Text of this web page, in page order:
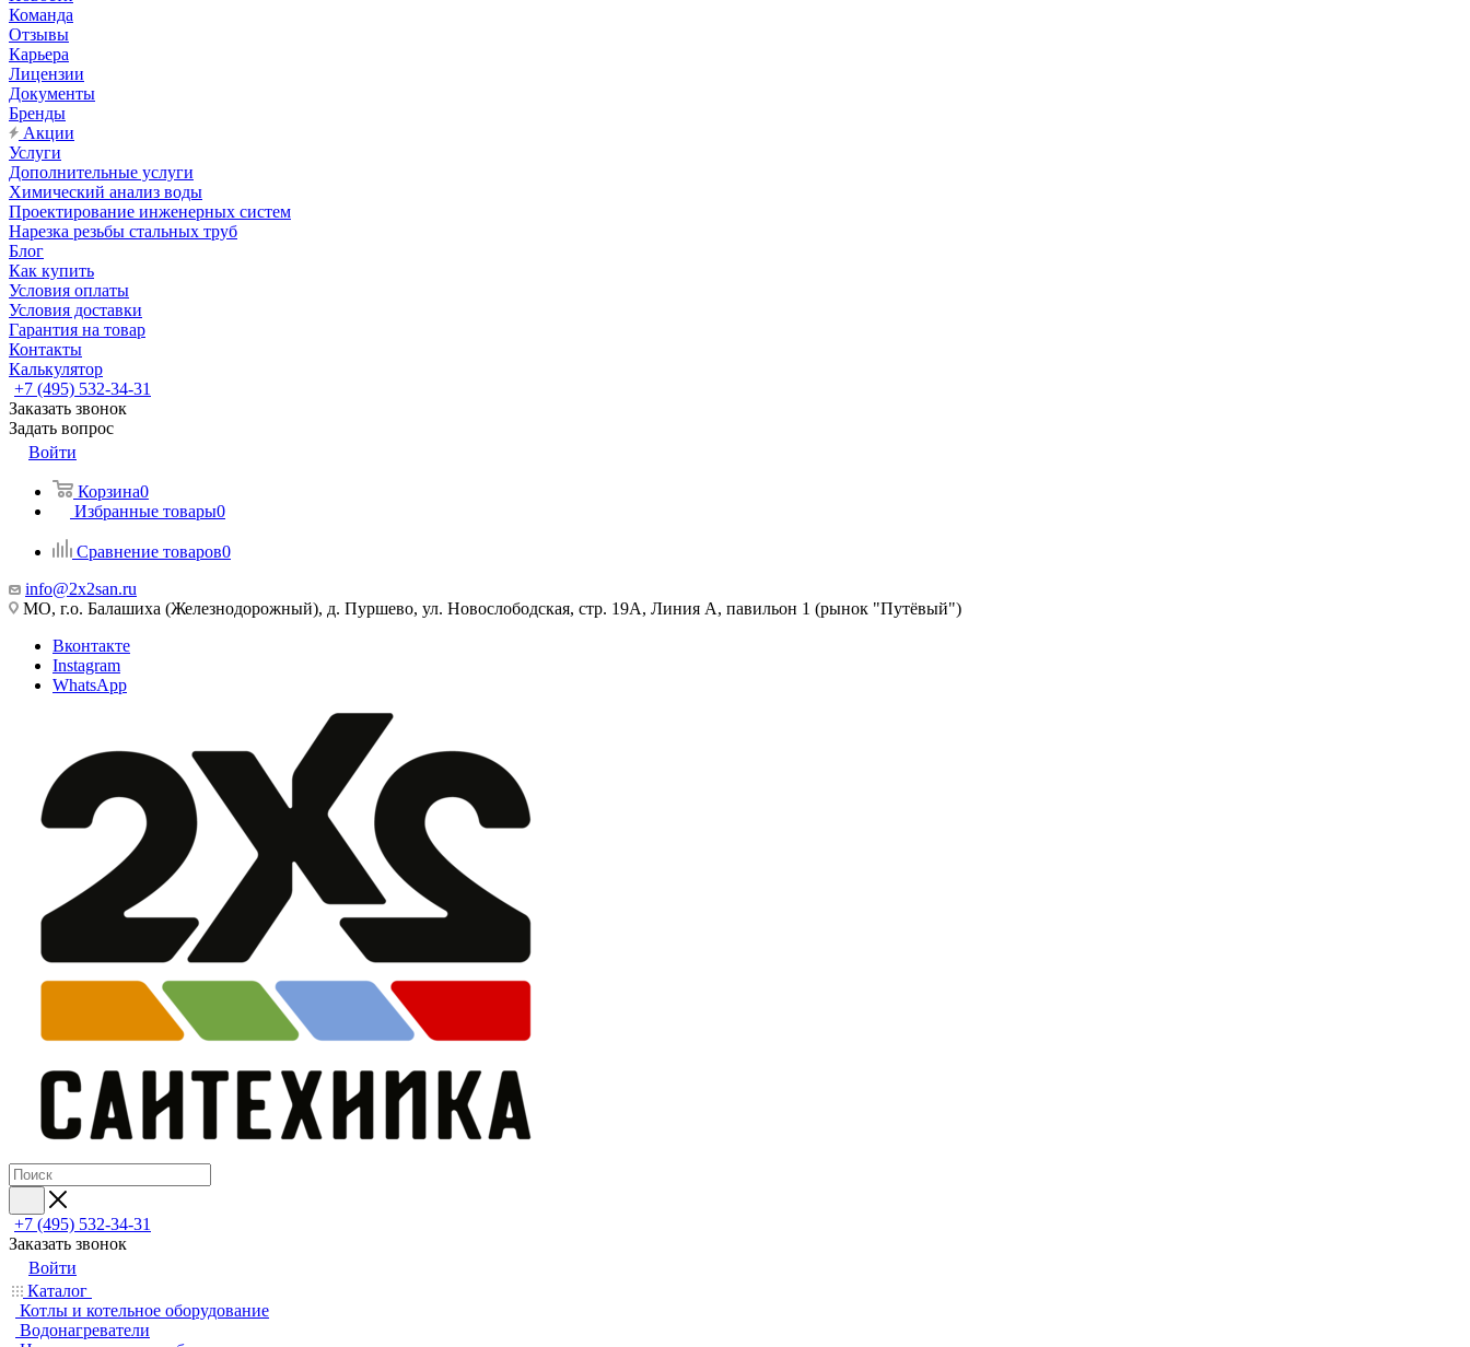
Команда
Отзывы
Карьера
Лицензии
Документы
Бренды
Акции
Услуги
Дополнительные услуги
Химический анализ воды
Проектирование инженерных систем
Нарезка резьбы стальных труб
Блог
Как купить
Условия оплаты
Условия доставки
Гарантия на товар
Контакты
Калькулятор
+7 (495) 532‑34‑31
Заказать звонок
Задать вопрос
Войти
Корзина0
Избранные товары0
Сравнение товаров0
info@2x2san.ru
МО, г.о. Балашиха (Железнодорожный), д. Пуршево, ул. Новослободская, стр. 19А, Линия А, павильон 1 (рынок "Путёвый")
Вконтакте
Instagram
WhatsApp
+7 (495) 532‑34‑31
Заказать звонок
Войти
Каталог
Котлы и котельное оборудование
Водонагреватели